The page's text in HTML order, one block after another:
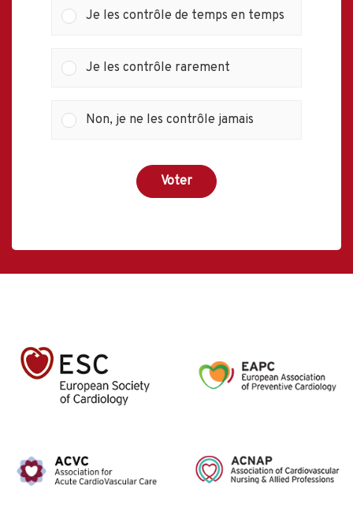
Je les contrôle de temps en temps
Je les contrôle rarement
Non, je ne les contrôle jamais
Voter